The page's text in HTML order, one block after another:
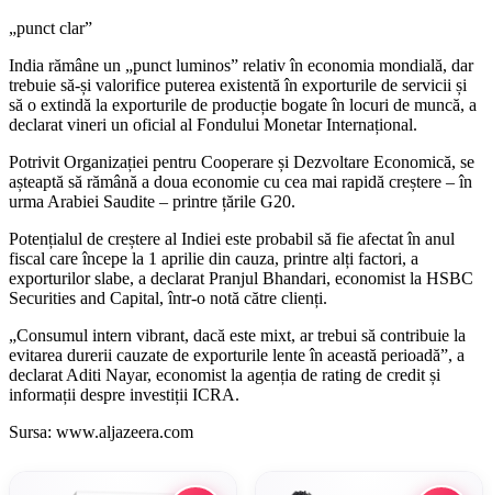
„punct clar”
India rămâne un „punct luminos” relativ în economia mondială, dar
trebuie să-și valorifice puterea existentă în exporturile de servicii și
să o extindă la exporturile de producție bogate în locuri de muncă, a
declarat vineri un oficial al Fondului Monetar Internațional.
Potrivit Organizației pentru Cooperare și Dezvoltare Economică, se
așteaptă să rămână a doua economie cu cea mai rapidă creștere – în
urma Arabiei Saudite – printre țările G20.
Potențialul de creștere al Indiei este probabil să fie afectat în anul
fiscal care începe la 1 aprilie din cauza, printre alți factori, a
exporturilor slabe, a declarat Pranjul Bhandari, economist la HSBC
Securities and Capital, într-o notă către clienți.
„Consumul intern vibrant, dacă este mixt, ar trebui să contribuie la
evitarea durerii cauzate de exporturile lente în această perioadă”, a
declarat Aditi Nayar, economist la agenția de rating de credit și
informații despre investiții ICRA.
Sursa: www.aljazeera.com